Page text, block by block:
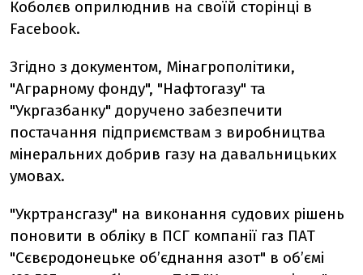
Коболєв оприлюднив на своїй сторінці в
Facebook.
Згідно з документом, Мінагрополітики,
"Аграрному фонду", "Нафтогазу" та
"Укргазбанку" доручено забезпечити
постачання підприємствам з виробництва
мінеральних добрив газу на давальницьких
умовах.
"Укртрансгазу" на виконання судових рішень
поновити в обліку в ПСГ компанії газ ПАТ
"Сєвєродонецьке об’єднання азот" в об’ємі